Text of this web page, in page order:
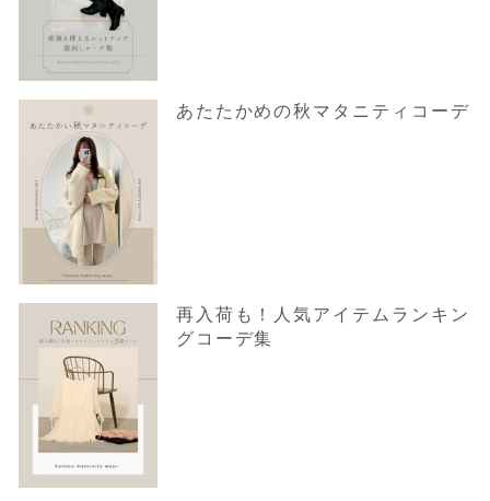
あたたかめの秋マタニティコーデ
再入荷も！人気アイテムランキン
グコーデ集